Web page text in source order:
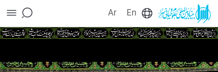
Ar En
صفحه اصلـی - بنیاد بین المللی علوم وحیانی اسراء